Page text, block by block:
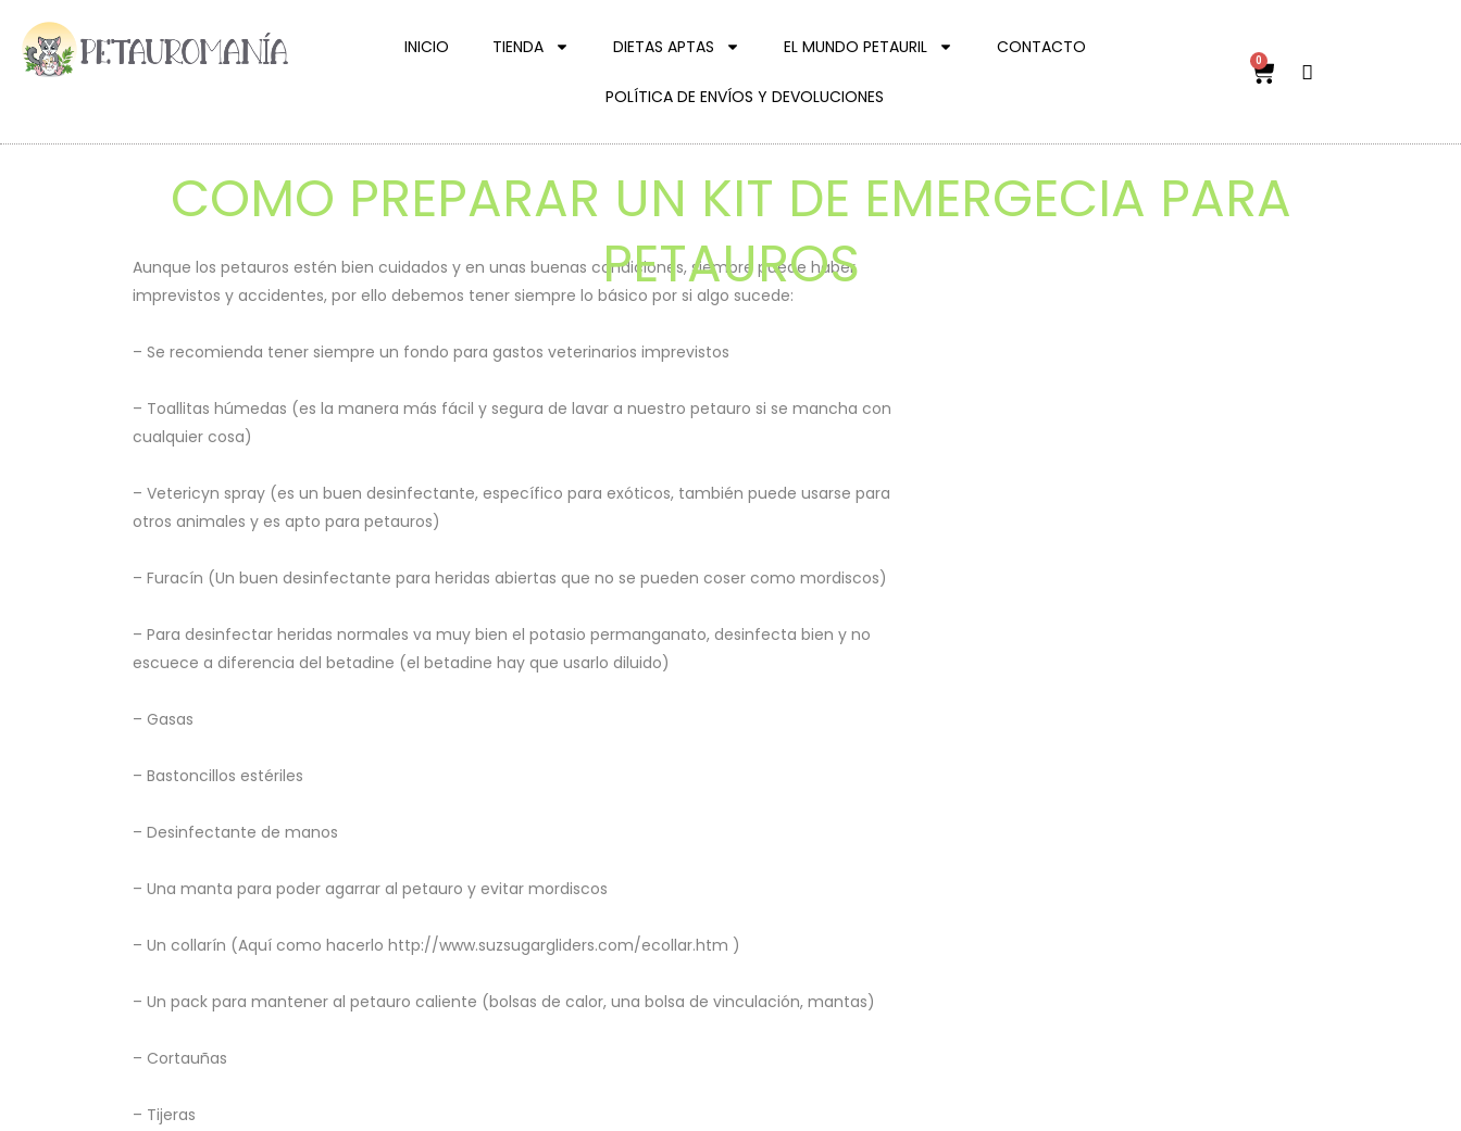
INICIO TIENDA DIETAS APTAS EL MUNDO PETAURIL CONTACTO
POLÍTICA DE ENVÍOS Y DEVOLUCIONES
0
COMO PREPARAR UN KIT DE EMERGECIA PARA
PETAUROS
Aunque los petauros estén bien cuidados y en unas buenas condiciones, siempre puede haber
imprevistos y accidentes, por ello debemos tener siempre lo básico por si algo sucede:
– Se recomienda tener siempre un fondo para gastos veterinarios imprevistos
– Toallitas húmedas (es la manera más fácil y segura de lavar a nuestro petauro si se mancha con
cualquier cosa)
– Vetericyn spray (es un buen desinfectante, específico para exóticos, también puede usarse para
otros animales y es apto para petauros)
– Furacín (Un buen desinfectante para heridas abiertas que no se pueden coser como mordiscos)
– Para desinfectar heridas normales va muy bien el potasio permanganato, desinfecta bien y no
escuece a diferencia del betadine (el betadine hay que usarlo diluido)
– Gasas
– Bastoncillos estériles
– Desinfectante de manos
– Una manta para poder agarrar al petauro y evitar mordiscos
– Un collarín (Aquí como hacerlo http://www.suzsugargliders.com/ecollar.htm )
– Un pack para mantener al petauro caliente (bolsas de calor, una bolsa de vinculación, mantas)
– Cortauñas
– Tijeras